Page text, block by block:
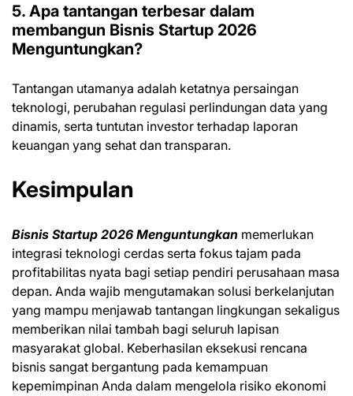
5. Apa tantangan terbesar dalam
membangun Bisnis Startup 2026
Menguntungkan?
Tantangan utamanya adalah ketatnya persaingan
teknologi, perubahan regulasi perlindungan data yang
dinamis, serta tuntutan investor terhadap laporan
keuangan yang sehat dan transparan.
Kesimpulan
Bisnis Startup 2026 Menguntungkan memerlukan
integrasi teknologi cerdas serta fokus tajam pada
profitabilitas nyata bagi setiap pendiri perusahaan masa
depan. Anda wajib mengutamakan solusi berkelanjutan
yang mampu menjawab tantangan lingkungan sekaligus
memberikan nilai tambah bagi seluruh lapisan
masyarakat global. Keberhasilan eksekusi rencana
bisnis sangat bergantung pada kemampuan
kepemimpinan Anda dalam mengelola risiko ekonomi